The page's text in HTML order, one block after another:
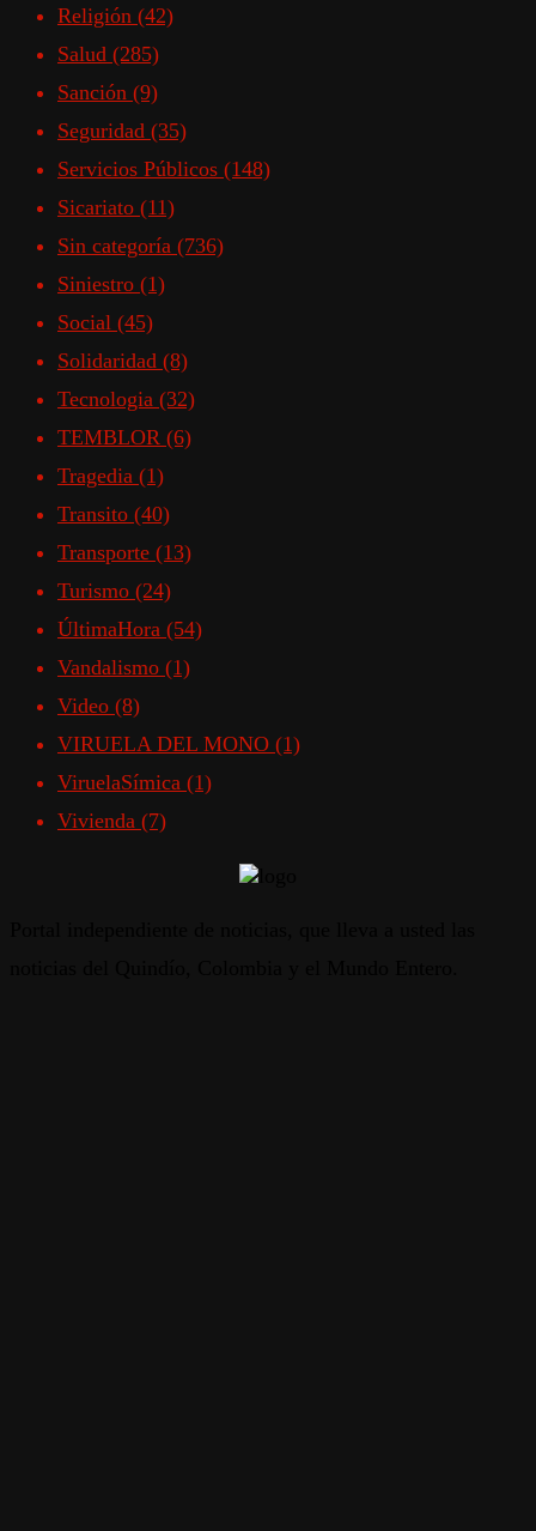
Religión (42)
Salud (285)
Sanción (9)
Seguridad (35)
Servicios Públicos (148)
Sicariato (11)
Sin categoría (736)
Siniestro (1)
Social (45)
Solidaridad (8)
Tecnologia (32)
TEMBLOR (6)
Tragedia (1)
Transito (40)
Transporte (13)
Turismo (24)
ÚltimaHora (54)
Vandalismo (1)
Video (8)
VIRUELA DEL MONO (1)
ViruelaSímica (1)
Vivienda (7)